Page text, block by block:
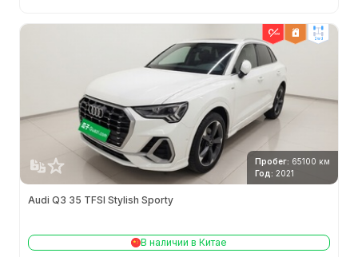
2wd
Пробег: 65100 км
Год: 2021
Audi Q3 35 TFSI Stylish Sporty
В наличии в Китае